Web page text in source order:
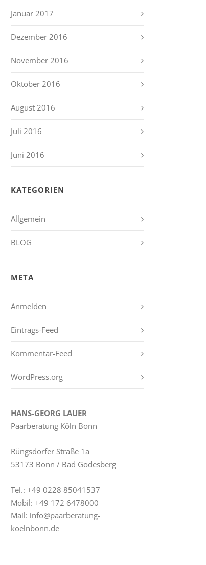
Januar 2017
Dezember 2016
November 2016
Oktober 2016
August 2016
Juli 2016
Juni 2016
KATEGORIEN
Allgemein
BLOG
META
Anmelden
Eintrags-Feed
Kommentar-Feed
WordPress.org
HANS-GEORG LAUER
Paarberatung Köln Bonn
Rüngs­dor­fer Straße 1a
53173 Bonn / Bad Godesberg
Tel.: +49 0228 85041537
Mobil: +49 172 6478000
Mail: info@paarberatung-
koelnbonn.de